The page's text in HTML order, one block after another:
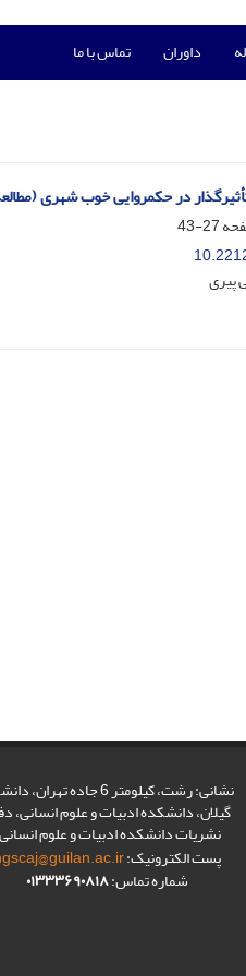
داوران تماس با ما
در حکمروایی خوب شهری
27-43
پیری
نشانی: رشت، کیلومتر 6 جاده
گیلان، دانشکده ادبیات و علوم انسانی،
نشریات دانشکده ادبیات و علوم
پست الکترونیک:
شماره تماس:۰۱۳۳۳۶۹۰۸۱۸